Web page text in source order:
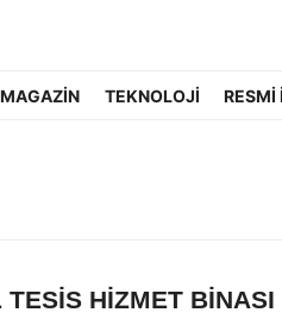
MAGAZİN TEKNOLOJİ RESMİ
TESİS HİZMET